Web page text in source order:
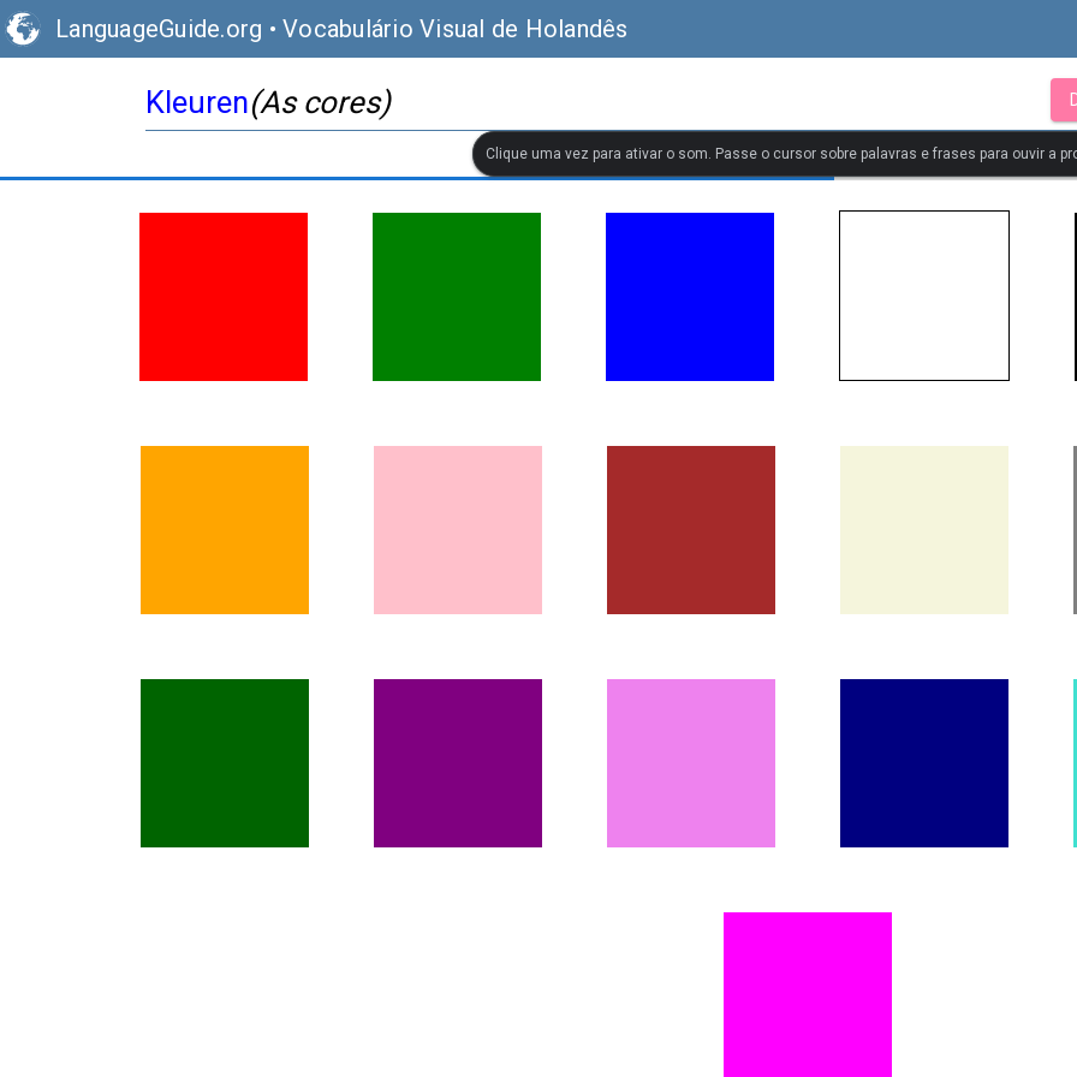
LanguageGuide.org • Vocabulário Visual de Holandês
Kleuren(As cores)
Clique uma vez para ativar o som. Passe o cursor sobre palavras e frases para ouvir a